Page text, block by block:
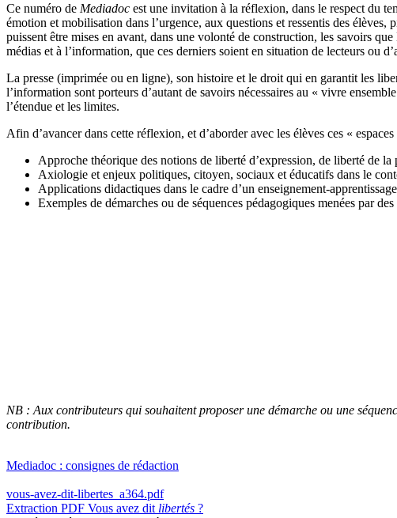
Ce numéro de Mediadoc est une invitation à la réflexion, dans le respect du
émotion et mobilisation dans l’urgence, aux questions et ressentis des
puissent être mises en avant, dans une volonté de construction, les savoirs
médias et à l’information, que ces derniers soient en situation de lecteurs ou
La presse (imprimée ou en ligne), son histoire et le droit qui en garantit les
l’information sont porteurs d’autant de savoirs nécessaires au « vivre
l’étendue et les limites.
Afin d’avancer dans cette réflexion, et d’aborder avec les élèves ces «
Approche théorique des notions de liberté d’expression, de liberté de
Axiologie et enjeux politiques, citoyen, sociaux et éducatifs dans le
Applications didactiques dans le cadre d’un enseignement-
Exemples de démarches ou de séquences pédagogiques menées par
NB : Aux contributeurs qui souhaitent proposer une démarche ou une
contribution.
Mediadoc : consignes de rédaction
vous-avez-dit-libertes_a364.pdf
Extraction PDF Vous avez dit libertés ?